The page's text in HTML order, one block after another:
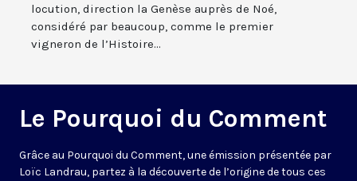
locution, direction la Genèse auprès de Noé,
considéré par beaucoup, comme le premier
vigneron de l’Histoire...
Le Pourquoi du Comment
Grâce au Pourquoi du Comment, une émission présentée par
Loïc Landrau, partez à la découverte de l’origine de tous ces